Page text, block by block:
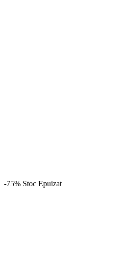
-75% Stoc Epuizat